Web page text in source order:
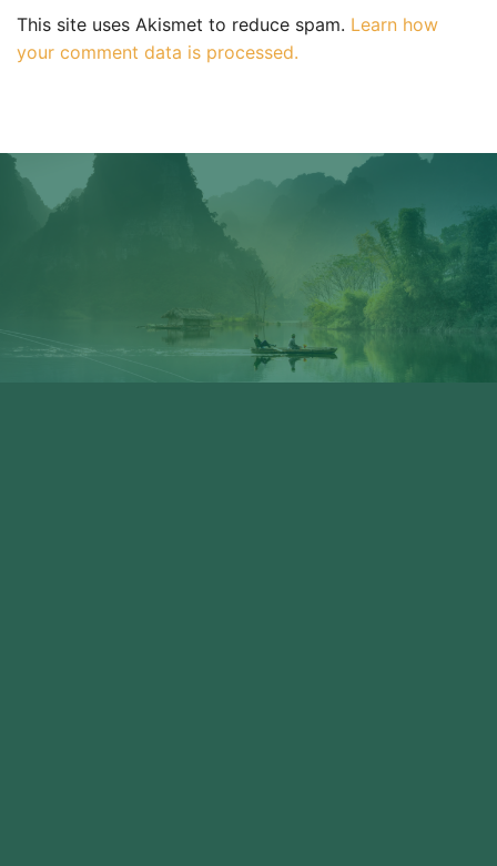
This site uses Akismet to reduce spam. Learn how
your comment data is processed.